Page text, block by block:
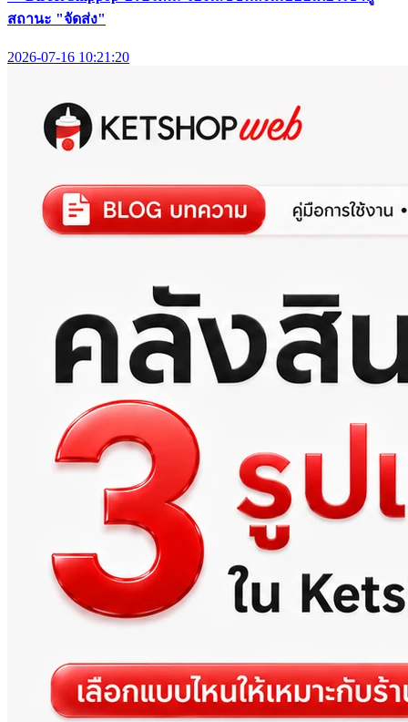
สถานะ "จัดส่ง"
2026-07-16 10:21:20